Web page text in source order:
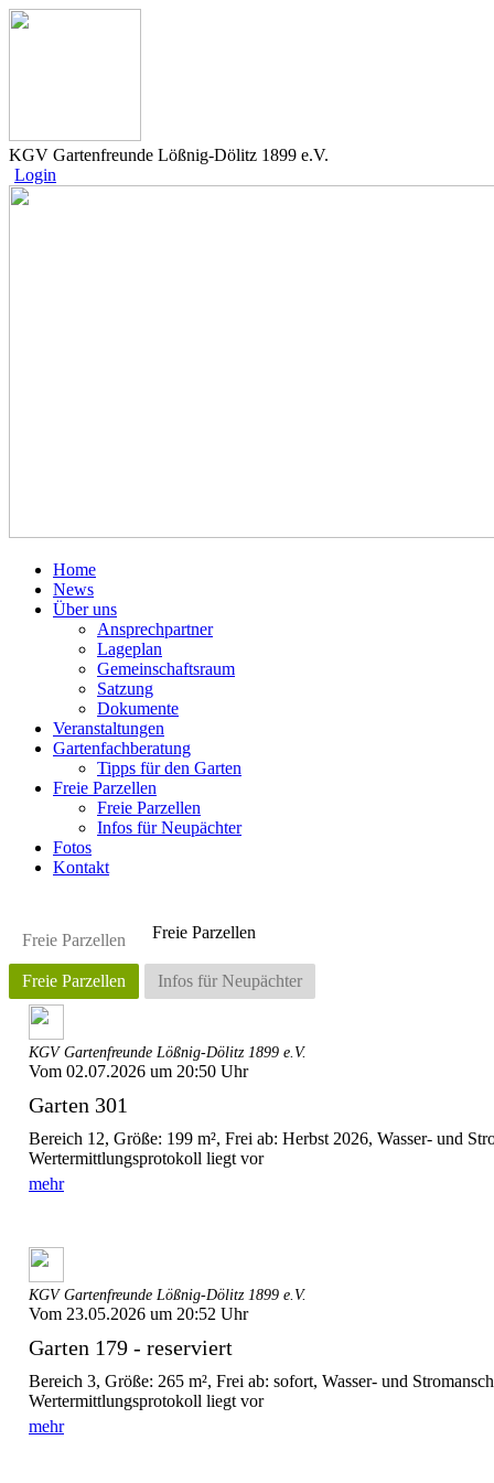
KGV Gartenfreunde Lößnig-Dölitz 1899 e.V.
Login
Home
News
Über uns
Ansprechpartner
Lageplan
Gemeinschaftsraum
Satzung
Dokumente
Veranstaltungen
Gartenfachberatung
Tipps für den Garten
Freie Parzellen
Freie Parzellen
Infos für Neupächter
Fotos
Kontakt
Freie Parzellen
Freie Parzellen Infos für Neupächter
Freie Parzellen
KGV Gartenfreunde Lößnig-Dölitz 1899 e.V.
Vom 02.07.2026 um 20:50 Uhr
Garten 301
Bereich 12, Größe: 199 m², Frei ab: Herbst 2026, Wasser- und
Wertermittlungsprotokoll liegt vor
mehr
KGV Gartenfreunde Lößnig-Dölitz 1899 e.V.
Vom 23.05.2026 um 20:52 Uhr
Garten 179 - reserviert
Bereich 3, Größe: 265 m², Frei ab: sofort, Wasser- und
Wertermittlungsprotokoll liegt vor
mehr